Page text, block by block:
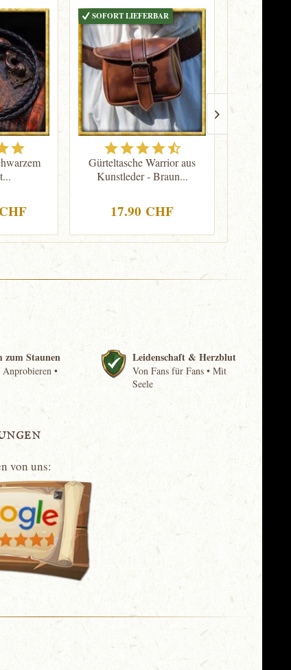
SOFORT LIEFERBAR
Gürteltasche Warrior aus
Kunstleder - Braun...
17.90 CHF
zum Staunen
Anprobieren •
Leidenschaft & Herzblut
Von Fans für Fans • Mit
Seele
von uns: